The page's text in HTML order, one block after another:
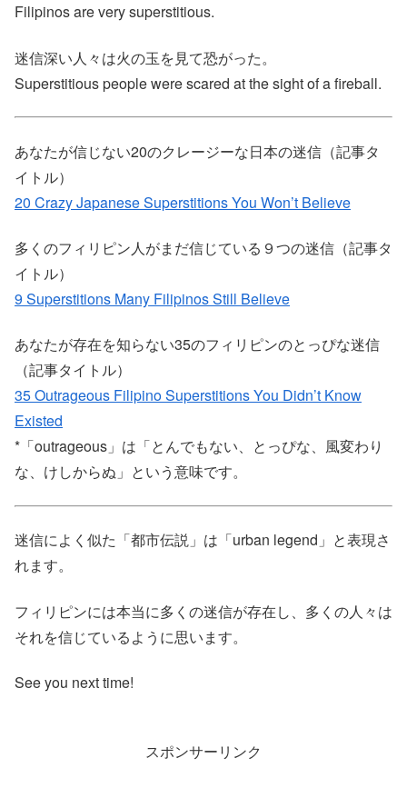
Filipinos are very superstitious.
迷信深い人々は火の玉を見て恐がった。
Superstitious people were scared at the sight of a fireball.
あなたが信じない20のクレージーな日本の迷信（記事タ
イトル）
20 Crazy Japanese Superstitions You Won’t Believe
多くのフィリピン人がまだ信じている９つの迷信（記事タ
イトル）
9 Superstitions Many Filipinos Still Believe
あなたが存在を知らない35のフィリピンのとっぴな迷信
（記事タイトル）
35 Outrageous Filipino Superstitions You Didn’t Know
Existed
*「outrageous」は「とんでもない、とっぴな、風変わり
な、けしからぬ」という意味です。
迷信によく似た「都市伝説」は「urban legend」と表現さ
れます。
フィリピンには本当に多くの迷信が存在し、多くの人々は
それを信じているように思います。
See you next time!
スポンサーリンク